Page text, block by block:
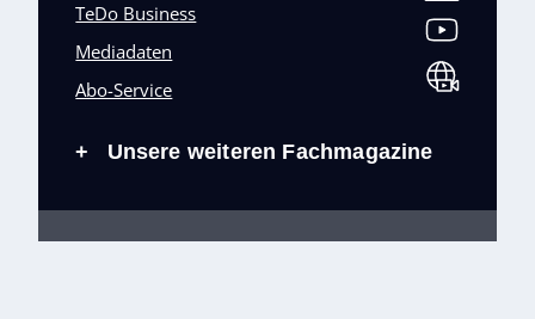
TeDo Business
Mediadaten
Abo-Service
+ Unsere weiteren Fachmagazine
ImpressumDatenschutzAGBBarrierefreiheit